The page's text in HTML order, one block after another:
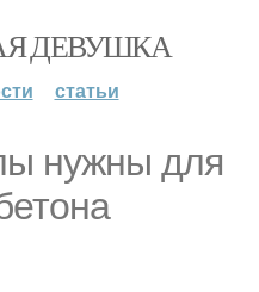
ДЕВУШКА
статьи
нужны для